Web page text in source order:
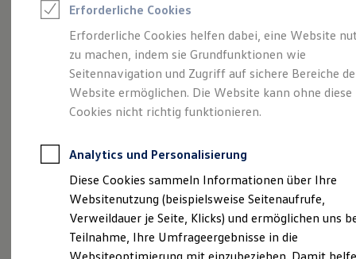
Saisonangebote
Leasing
Leasing-Angebote
Gebrauchtwagen Leasing
Junge Gebrauchtwagen-Leasing
Elektroauto Leasing
Kleinwagen-Leasing
Leasing ohne Anzahlung
Autokredit mit Schlussrate
Versicherungen und Garantien
Kfz-Versicherung
Restschuldversicherungen
Garantien
Wartungsverträge
Geschäftskunden
Professional Class bei Volkswagen
So geht neu.
Entdecken Sie jetzt
den neuen ID.3 Neo!
Erforderliche Cookies
Erforderliche Cookies helfen dabei, eine Website
zu machen, indem sie Grundfunktionen wie
Seitennavigation und Zugriff auf sichere Bereiche
Website ermöglichen. Die Website kann ohne diese
Cookies nicht richtig funktionieren.
Analytics und Personalisierung
Diese Cookies sammeln Informationen über Ihre
Websitenutzung (beispielsweise Seitenaufrufe,
Verweildauer je Seite, Klicks) und ermöglichen uns
Teilnahme, Ihre Umfrageergebnisse in die
Websiteoptimierung mit einzubeziehen. Damit